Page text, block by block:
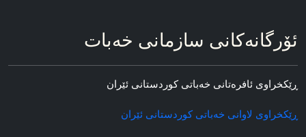
ئۆرگانه‌کانی سازمانی خه‌بات
ڕێکخراوی ئافره‌تانی خه‌باتی کوردستانی ئێران
ڕێکخراوی لاوانی خه‌باتی کوردستانی ئێران